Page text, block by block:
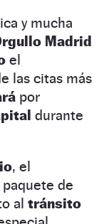
y mucha
Madrid
el
las citas más
por
durante
, el
de
al tránsito